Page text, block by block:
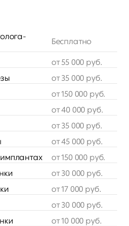
Бесплатно
от 55 000 руб.
от 35 000 руб.
от 150 000 руб.
от 40 000 руб.
от 35 000 руб.
от 45 000 руб.
от 150 000 руб.
от 30 000 руб.
от 17 000 руб.
от 30 000 руб.
от 10 000 руб.